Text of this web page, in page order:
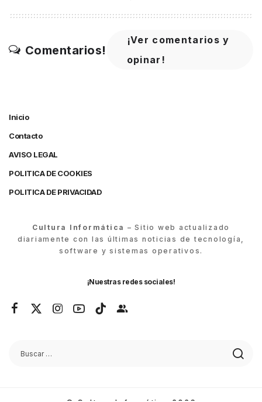
Comentarios!
¡Ver comentarios y
opinar!
Inicio
Contacto
AVISO LEGAL
POLITICA DE COOKIES
POLITICA DE PRIVACIDAD
Cultura Informática – Sitio web actualizado
diariamente con las últimas noticias de tecnología,
software y sistemas operativos.
¡Nuestras redes sociales!